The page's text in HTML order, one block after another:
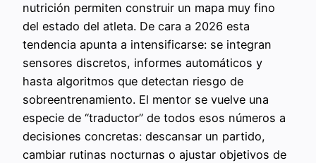
nutrición permiten construir un mapa muy fino
del estado del atleta. De cara a 2026 esta
tendencia apunta a intensificarse: se integran
sensores discretos, informes automáticos y
hasta algoritmos que detectan riesgo de
sobreentrenamiento. El mentor se vuelve una
especie de “traductor” de todos esos números a
decisiones concretas: descansar un partido,
cambiar rutinas nocturnas o ajustar objetivos de